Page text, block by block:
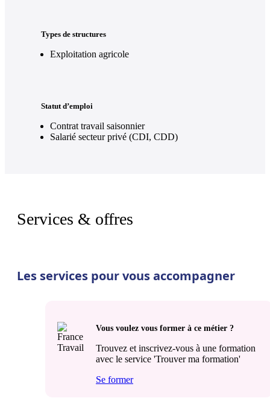
Types de structures
Exploitation agricole
Statut d’emploi
Contrat travail saisonnier
Salarié secteur privé (CDI, CDD)
Services & offres
Les services pour vous accompagner
Vous voulez vous former à ce métier ?
Trouvez et inscrivez-vous à une formation
avec le service 'Trouver ma formation'
Se former